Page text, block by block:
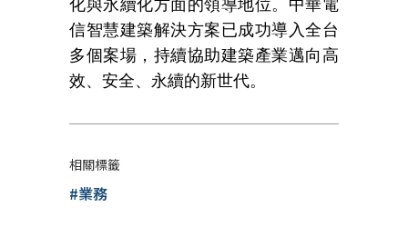
化與永續化方面的領導地位。中華電
信智慧建築解決方案已成功導入全台
多個案場，持續協助建築產業邁向高
效、安全、永續的新世代。
相關標籤
#業務